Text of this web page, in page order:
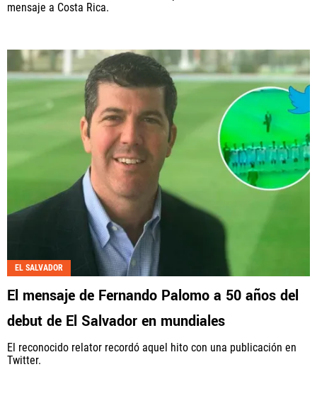
mensaje a Costa Rica.
EL SALVADOR
El mensaje de Fernando Palomo a 50 años del
debut de El Salvador en mundiales
El reconocido relator recordó aquel hito con una publicación en
Twitter.